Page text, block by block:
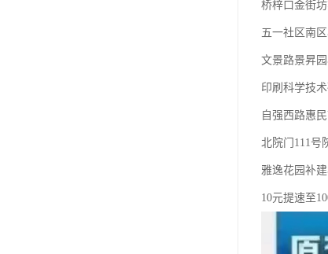
桥梓口金街
五一社区南
文景路景昇
印刷科学技
自强西路惠
北院门111号
雅逸花园补
10元提速至